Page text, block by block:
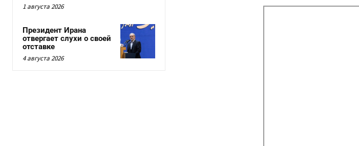
1 августа 2026
Президент Ирана
отвергает слухи о своей
отставке
4 августа 2026